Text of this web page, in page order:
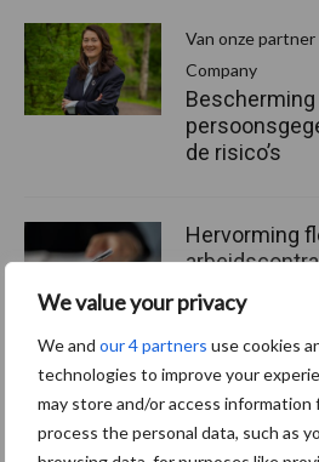
We value your privacy
We and our 4 partners use cookies
technologies to improve your
may store and/or access information
process the personal data, such as
Van onze partner
Company
Bescherming
de risico’s
Hervorming
mitsen en
Thema's Vakpartners